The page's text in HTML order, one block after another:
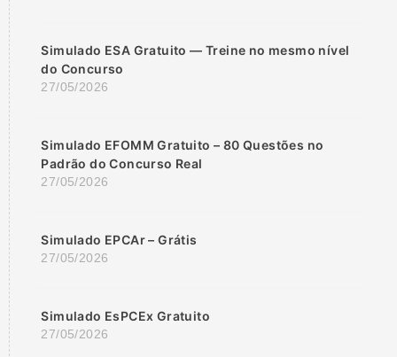
Simulado ESA Gratuito — Treine no mesmo nível
do Concurso
27/05/2026
Simulado EFOMM Gratuito – 80 Questões no
Padrão do Concurso Real
27/05/2026
Simulado EPCAr – Grátis
27/05/2026
Simulado EsPCEx Gratuito
27/05/2026